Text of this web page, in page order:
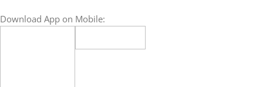
Download App on Mobile: